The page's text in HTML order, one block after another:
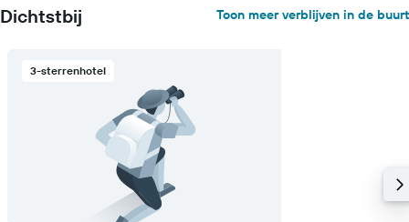
Dichtstbij Toon meer verblijven in de buurt
3-sterrenhotel